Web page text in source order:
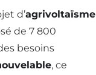
d’agrivoltaïsme
de 7 800
besoins
, ce